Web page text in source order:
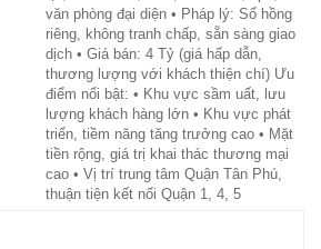
văn phòng đại diện • Pháp lý: Sổ hồng
riêng, không tranh chấp, sẵn sàng giao
dịch • Giá bán: 4 Tỷ (giá hấp dẫn,
thương lượng với khách thiện chí) Ưu
điểm nổi bật: • Khu vực sầm uất, lưu
lượng khách hàng lớn • Khu vực phát
triển, tiềm năng tăng trưởng cao • Mặt
tiền rộng, giá trị khai thác thương mại
cao • Vị trí trung tâm Quận Tân Phú,
thuận tiện kết nối Quận 1, 4, 5